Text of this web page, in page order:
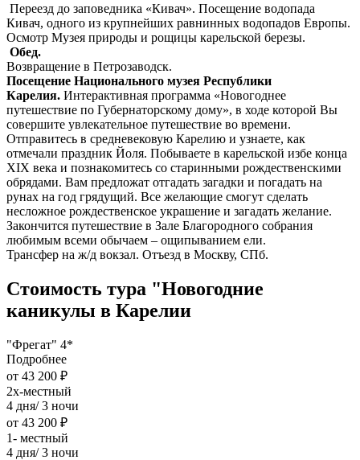
Переезд до заповедника «Кивач». Посещение водопада
Кивач, одного из крупнейших равнинных водопадов Европы.
Осмотр Музея природы и рощицы карельской березы.
Обед.
Возвращение в Петрозаводск.
Посещение Национального музея Республики
Карелия. Интерактивная программа «Новогоднее
путешествие по Губернаторскому дому», в ходе которой Вы
совершите увлекательное путешествие во времени.
Отправитесь в средневековую Карелию и узнаете, как
отмечали праздник Йоля. Побываете в карельской избе конца
XIX века и познакомитесь со старинными рождественскими
обрядами. Вам предложат отгадать загадки и погадать на
рунах на год грядущий. Все желающие смогут сделать
несложное рождественское украшение и загадать желание.
Закончится путешествие в Зале Благородного собрания
любимым всеми обычаем – ощипыванием ели.
Трансфер на ж/д вокзал. Отъезд в Москву, СПб.
Стоимость тура "Новогодние
каникулы в Карелии
"Фрегат" 4*
Подробнее
от 43 200 ₽
2х-местный
4 дня/ 3 ночи
от 43 200 ₽
1- местный
4 дня/ 3 ночи